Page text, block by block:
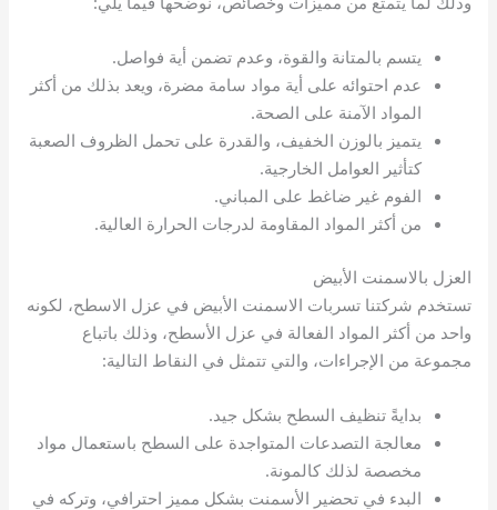
يتسم بالمتانة والقوة، وعدم تضمن أية فواصل.
عدم احتوائه على أية مواد سامة مضرة، ويعد بذلك من أكثر
المواد الآمنة على الصحة.
يتميز بالوزن الخفيف، والقدرة على تحمل الظروف الصعبة
كتأثير العوامل الخارجية.
الفوم غير ضاغط على المباني.
من أكثر المواد المقاومة لدرجات الحرارة العالية.
العزل بالاسمنت الأبيض
تستخدم شركتنا تسربات الاسمنت الأبيض في عزل الاسطح، لكونه
واحد من أكثر المواد الفعالة في عزل الأسطح، وذلك باتباع
مجموعة من الإجراءات، والتي تتمثل في النقاط التالية:
بدايةً تنظيف السطح بشكل جيد.
معالجة التصدعات المتواجدة على السطح باستعمال مواد
مخصصة لذلك كالمونة.
البدء في تحضير الأسمنت بشكل مميز احترافي، وتركه في